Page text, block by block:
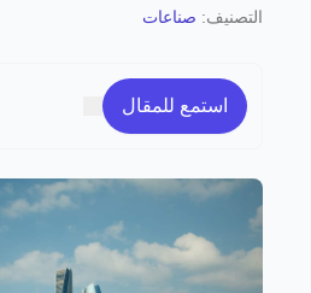
التصنيف: صناعات
استمع للمقال